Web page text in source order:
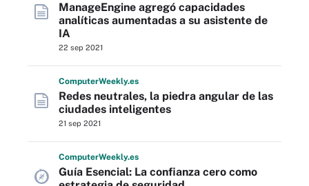
ManageEngine agregó capacidades
analíticas aumentadas a su asistente de
IA
22 sep 2021
ComputerWeekly.es
Redes neutrales, la piedra angular de las
ciudades inteligentes
21 sep 2021
ComputerWeekly.es
Guía Esencial: La confianza cero como